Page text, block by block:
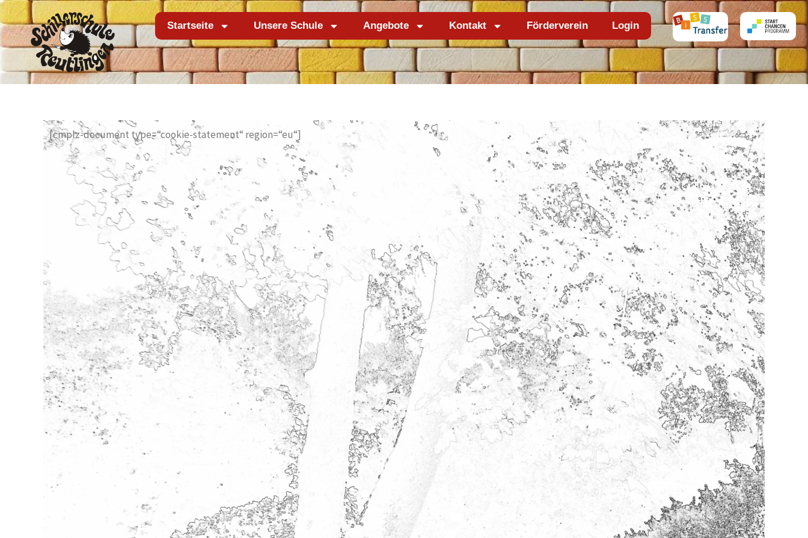
Zum
Inhalt
springen
Startseite Unsere Schule Angebote Kontakt Förderverein Login
[cmplz-document type=“cookie-statement“ region=“eu“]